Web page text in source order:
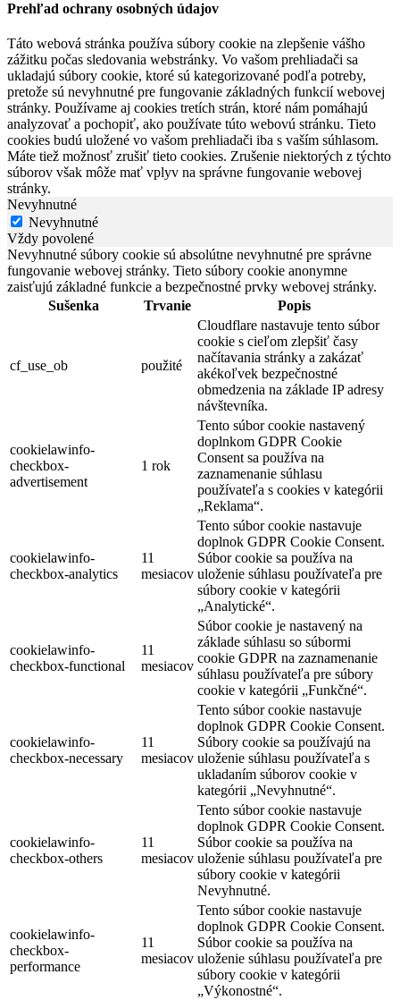
Prehľad ochrany osobných údajov
Táto webová stránka používa súbory cookie na zlepšenie vášho
zážitku počas sledovania webstránky. Vo vašom prehliadači sa
ukladajú súbory cookie, ktoré sú kategorizované podľa potreby,
pretože sú nevyhnutné pre fungovanie základných funkcií webovej
stránky. Používame aj cookies tretích strán, ktoré nám pomáhajú
analyzovať a pochopiť, ako používate túto webovú stránku. Tieto
cookies budú uložené vo vašom prehliadači iba s vaším súhlasom.
Máte tiež možnosť zrušiť tieto cookies. Zrušenie niektorých z týchto
súborov však môže mať vplyv na správne fungovanie webovej
stránky.
Nevyhnutné
Nevyhnutné
Vždy povolené
Nevyhnutné súbory cookie sú absolútne nevyhnutné pre správne
fungovanie webovej stránky. Tieto súbory cookie anonymne
zaisťujú základné funkcie a bezpečnostné prvky webovej stránky.
Sušenka
Trvanie Popis
cf_use_ob použité
Cloudflare nastavuje tento súbor
cookie s cieľom zlepšiť časy
načítavania stránky a zakázať
akékoľvek bezpečnostné
obmedzenia na základe IP adresy
návštevníka.
cookielawinfo-
checkbox-
advertisement
1 rok
Tento súbor cookie nastavený
doplnkom GDPR Cookie
Consent sa používa na
zaznamenanie súhlasu
používateľa s cookies v kategórii
„Reklama“.
cookielawinfo-
checkbox-analytics
11
mesiacov
Tento súbor cookie nastavuje
doplnok GDPR Cookie Consent.
Súbor cookie sa používa na
uloženie súhlasu používateľa pre
súbory cookie v kategórii
„Analytické“.
cookielawinfo-
checkbox-functional
11
mesiacov
Súbor cookie je nastavený na
základe súhlasu so súbormi
cookie GDPR na zaznamenanie
súhlasu používateľa pre súbory
cookie v kategórii „Funkčné“.
cookielawinfo-
checkbox-necessary
11
mesiacov
Tento súbor cookie nastavuje
doplnok GDPR Cookie Consent.
Súbory cookie sa používajú na
uloženie súhlasu používateľa s
ukladaním súborov cookie v
kategórii „Nevyhnutné“.
cookielawinfo-
checkbox-others
11
mesiacov
Tento súbor cookie nastavuje
doplnok GDPR Cookie Consent.
Súbor cookie sa používa na
uloženie súhlasu používateľa pre
súbory cookie v kategórii
Nevyhnutné.
cookielawinfo-
checkbox-
performance
11
mesiacov
Tento súbor cookie nastavuje
doplnok GDPR Cookie Consent.
Súbor cookie sa používa na
uloženie súhlasu používateľa pre
súbory cookie v kategórii
„Výkonostné“.